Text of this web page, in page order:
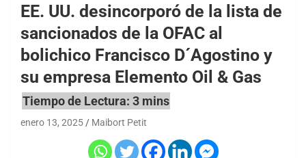
EE. UU. desincorporó de la lista de
sancionados de la OFAC al
bolichico Francisco D´Agostino y
su empresa Elemento Oil & Gas
enero 13, 2025 Maibort Petit